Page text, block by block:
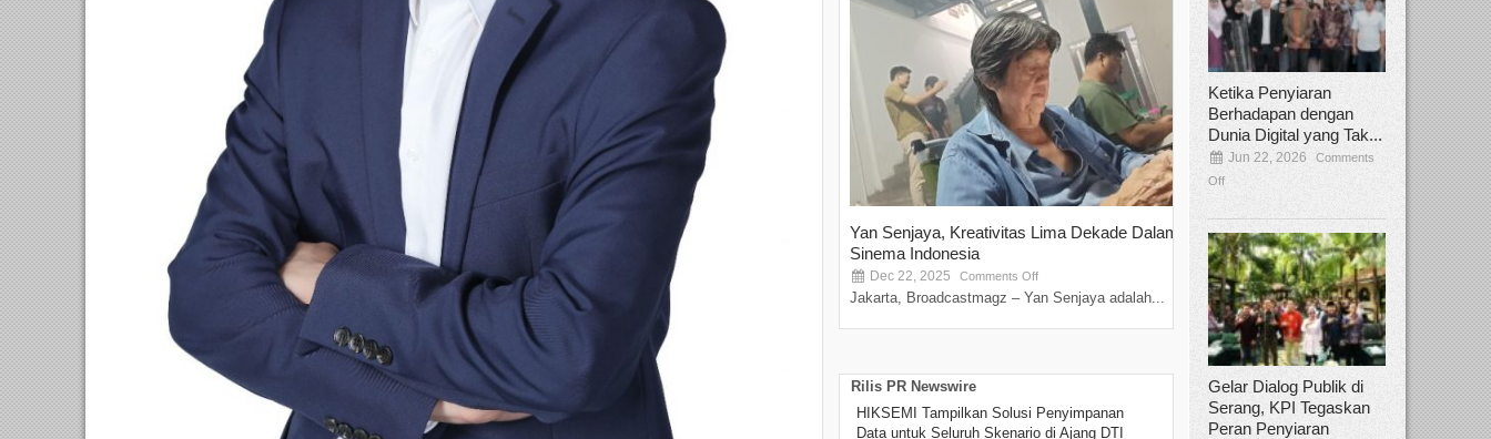
Yan Senjaya, Kreativitas Lima Dekade Dalam
Sinema Indonesia
Dec 22, 2025 Comments Off
Jakarta, Broadcastmagz – Yan Senjaya adalah...
Tamee Irelly Menjadi Juri Open
Film Terbaru...
Sep 08, 2025 Comments Off
Bekasi, Broadcastmagz – Dalam upaya
talenta...
Rilis PR Newswire
HIKSEMI Tampilkan Solusi Penyimpanan
Data untuk Seluruh Skenario di Ajang DTI
Ketika Penyiaran
Berhadapan dengan
Dunia Digital yang Tak...
Jun 22, 2026
Comments
Off
Gelar Dialog Publik di
Serang, KPI Tegaskan
Peran Penyiaran